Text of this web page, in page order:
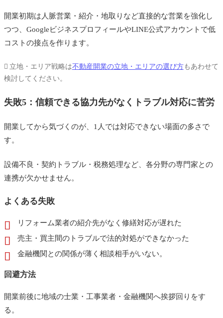
開業初期は人脈営業・紹介・地取りなど直接的な営業を強化し
つつ、GoogleビジネスプロフィールやLINE公式アカウントで低
コストの接点を作ります。
立地・エリア戦略は不動産開業の立地・エリアの選び方もあわせて
検討してください。
失敗5：信頼できる協力先がなくトラブル対応に苦労
開業してから気づくのが、1人では対応できない場面の多さで
す。
設備不良・契約トラブル・税務処理など、各分野の専門家との
連携が欠かせません。
よくある失敗
リフォーム業者の紹介先がなく修繕対応が遅れた
売主・買主間のトラブルで法的対処ができなかった
金融機関との関係が薄く相談相手がいない。
回避方法
開業前後に地域の士業・工事業者・金融機関へ挨拶回りをす
る。